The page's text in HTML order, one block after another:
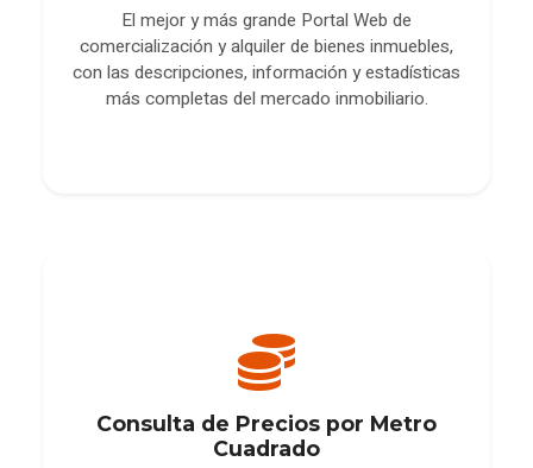
El mejor y más grande Portal Web de
comercialización y alquiler de bienes inmuebles,
con las descripciones, información y estadísticas
más completas del mercado inmobiliario.
Consulta de Precios por Metro
Cuadrado